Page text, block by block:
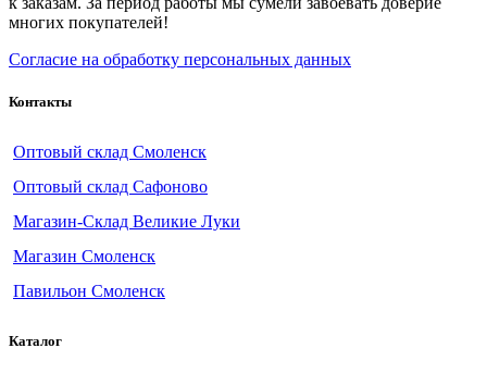
многих покупателей!
Согласие на обработку персональных данных
Контакты
Оптовый склад Смоленск
Оптовый склад Сафоново
Магазин-Склад Великие Луки
Магазин Смоленск
Павильон Смоленск
Каталог